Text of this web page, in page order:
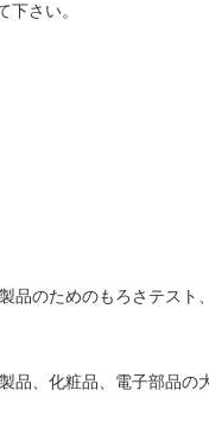
さい。
品のためのもろさテスト、
品、化粧品、電子部品の